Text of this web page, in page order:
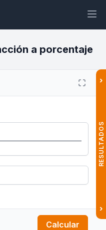
a porcentaje Widget
a porcentaje
Calcular
›
RESULTADOS
›